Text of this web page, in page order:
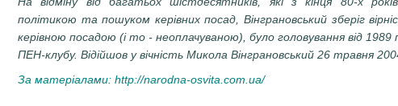
політикою та пошуком керівних посад, Вінграновський зберіг
керівною посадою (і то - неоплачуваною), було головування від 1989
ПЕН-клубу. Відійшов у вічність Микола Вінграновський 26 травня
За матеріалами: http://narodna-osvita.com.ua/